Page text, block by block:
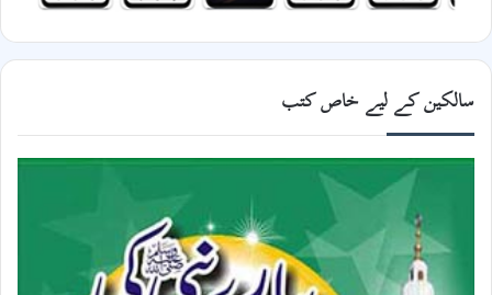
سالکین کے لیے خاص کتب